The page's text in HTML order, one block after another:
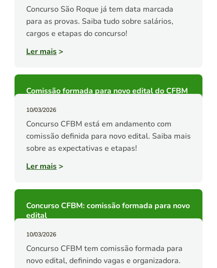
Concurso São Roque já tem data marcada
para as provas. Saiba tudo sobre salários,
cargos e etapas do concurso!
Ler mais>
Comissão formada para novo edital do CFBM
10/03/2026
Concurso CFBM está em andamento com
comissão definida para novo edital. Saiba mais
sobre as expectativas e etapas!
Ler mais>
Concurso CFBM: comissão formada para novo
edital
10/03/2026
Concurso CFBM tem comissão formada para
novo edital, definindo vagas e organizadora.